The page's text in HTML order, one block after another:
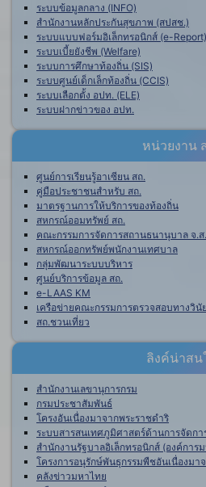
ระบบข้อมูลกลาง (INFO)
สำนักงานหลักประกันสุขภาพ (สปสช.)
ระบบแบบฟอร์มอิเล็กทรอนิกส์ (e-Report)
ระบบเบี้ยยังชีพ (Welfare)
ระบบการศึกษาท้องถิ่น (SIS)
ระบบศูนย์เด็กเล็กท้องถิ่น (CCIS)
ระบบเลือกตั้ง อปท. (ELE)
ระบบฝากข่าวของ อปท.
หน่วยงาน
ศูนย์การเรียนรู้อาเซียน สถ.
คู่มือประชาชนสำหรับ สถ.
มาตรฐานการให้บริการของท้องถิ่น
สหกรณ์ออมทรัพย์ สถ.
คณะกรรมการจัดการสถานธนานุบาล จ.ส
สหกรณ์ออกทรัพย์พนักงานเทศบาล
กลุ่มพัฒนาระบบบริหาร
ศูนย์บริการข้อมูล สถ.
e-LAAS KM
เครือข่ายคณะกรรมการตรวจสอบทางวินัย
สถ.ชวนเที่ยว
ลิงค์น่าสน
สำนักงานเลขานุการกรม
กรมประชาสัมพันธ์
โครงอันเนื่องมาจากพระราชดำริ
ระบบสารสนเทศภูมิศาสตร์ด้านการจัดกา
สำนักงานรัฐบาลอิเล็กทรอนิกส์ (องค์การ
โครงการอนุรักษ์พันธุกรรมพืชอันเนื่องมา
คลังข่าวมหาไทย